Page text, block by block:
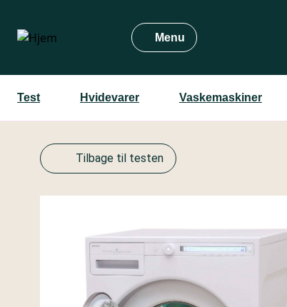
hovedindhold
Menu
Test Hvidevarer Vaskemaskiner
Tilbage til testen